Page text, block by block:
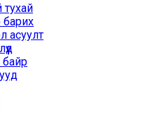
асуулт